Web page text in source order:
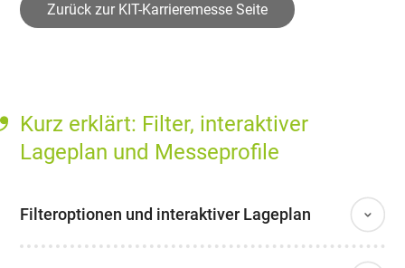
Zurück zur KIT-Karrieremesse Seite
Kurz erklärt: Filter, interaktiver
Lageplan und Messeprofile
Filteroptionen und interaktiver Lageplan